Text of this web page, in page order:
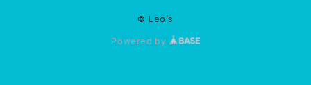
© Leo’s
Powered by